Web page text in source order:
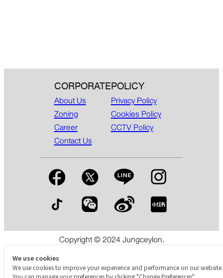
CORPORATE
About Us
Zoning
Career
Contact Us
POLICY
Privacy Policy
Cookies Policy
CCTV Policy
Copyright © 2024 Jungceylon.
The International Shopping & Leisure Destination in Patong,
We use cookies
We use cookies to improve your experience and performance on our website.
You can manage your preferences by clicking "Change Preferences".